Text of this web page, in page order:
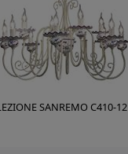
SANREMO C410-12